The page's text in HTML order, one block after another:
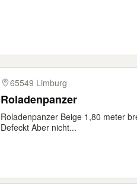
65549 Limburg
Roladenpanzer
Roladenpanzer Beige 1,80 meter
Defeckt Aber nicht...